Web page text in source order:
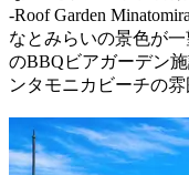
-Roof Garden
なとみらいの景色が
のBBQビアガーデン
ンタモニカビーチの